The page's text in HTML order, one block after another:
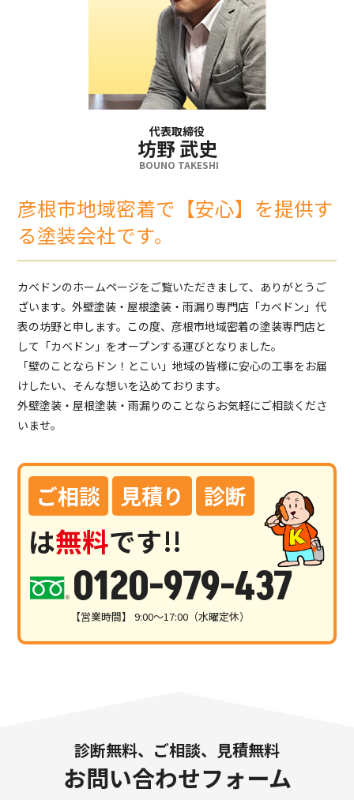
代表取締役
坊野 武史
BOUNO TAKESHI
彦根市地域密着で【安心】を提供す
る塗装会社です。
カベドンのホームページをご覧いただきまして、ありがとうご
ざいます。外壁塗装・屋根塗装・雨漏り専門店「カベドン」代
表の坊野と申します。この度、彦根市地域密着の塗装専門店と
して「カベドン」をオープンする運びとなりました。
「壁のことならドン！とこい」地域の皆様に安心の工事をお届
けしたい、そんな想いを込めております。
外壁塗装・屋根塗装・雨漏りのことならお気軽にご相談くださ
いませ。
ご相談 見積り 診断
は無料です!!
0120-979-437
【営業時間】 9:00～17:00（水曜定休）
診断無料、ご相談、見積無料
お問い合わせフォーム